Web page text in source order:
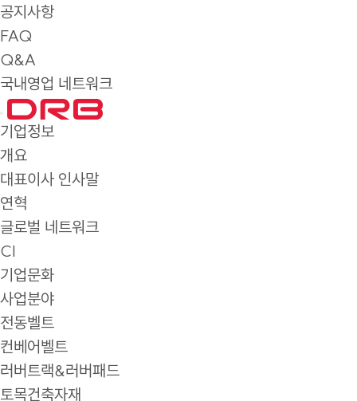
공지사항
FAQ
Q&A
국내영업 네트워크
기업정보
개요
대표이사 인사말
연혁
글로벌 네트워크
CI
기업문화
사업분야
전동벨트
컨베어벨트
러버트랙&러버패드
토목건축자재